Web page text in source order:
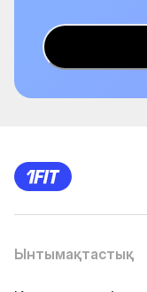
Ынтымақтастық